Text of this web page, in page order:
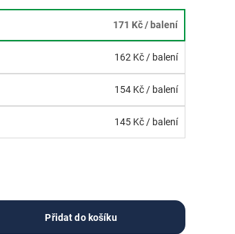
171 Kč/ balení
162 Kč / balení
154 Kč / balení
145 Kč / balení
Přidat do košíku